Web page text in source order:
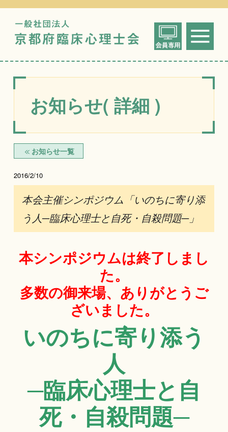
一般社団法人
京都府臨床心
お知らせ( 詳細 )
お知らせ一覧
2016/2/10
本会主催シンポジウム「いのちに寄り添
う人─臨床心理士と自死・自殺問題─」
本シンポジウムは終了しまし
た。
多数の御来場、ありがとうご
ざいました。
いのちに寄り添う
人
─臨床心理士と自
死・自殺問題─